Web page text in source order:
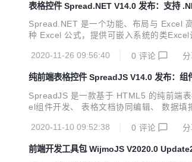
表格控件 Spread.NET V14.0 发布：支持
Spread.NET 是一个功能、布局与 Excel
种 Excel 公式，提供可嵌入系统的类
2020-11-26 09:56:40
0 评论
纯前端表格控件 SpreadJS V14.0 发布：组
SpreadJS 是一款基于 HTML5 的纯前端
el组件开发、 表格文档协同编辑、 数据填
2020-11-10 09:52:38
0 评论
前端开发工具包 WijmoJS V2020.0